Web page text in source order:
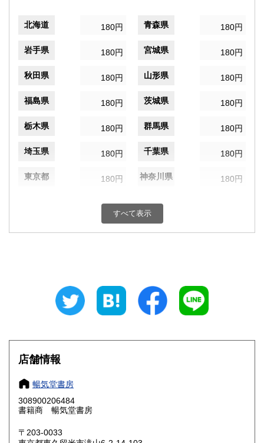
北海道 180円 青森県 180円
岩手県 180円 宮城県 180円
秋田県 180円 山形県 180円
福島県 180円 茨城県 180円
栃木県 180円 群馬県 180円
埼玉県 180円 千葉県 180円
東京都 180円 神奈川県 180円
180円 富山県
180円 三重県
大阪府
奈良県
鳥取県
岡山県
すべて表示
店舗情報
暢気堂書房
308900206484
書籍商 暢気堂書房
〒203-0033